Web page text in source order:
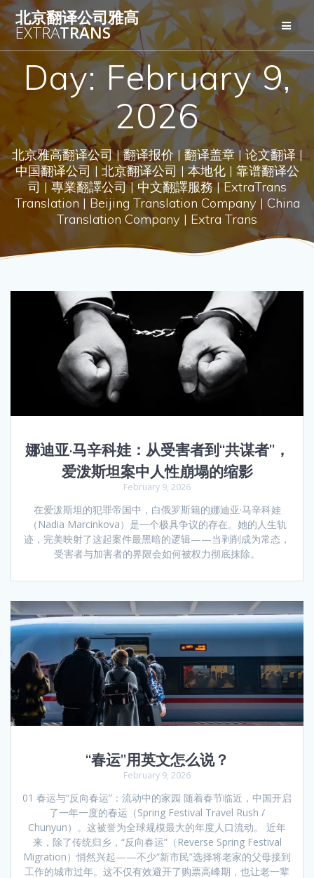
Skip
to
content
北京翻译公司雅高
EXTRATRANS
Day: February 9,
2026
北京雅高翻译公司 | 翻译报价 | 翻译盖章 | 论文翻译 |
中国翻译公司 | 北京翻译公司 | 本地化 | 靠谱翻译公
司 | 專業翻譯公司 | 中文翻譯服務 | ExtraTrans
Translation | Beijing Translation Company | China
Translation Company | Extra Trans
娜迪亚·马辛科娃：从受害者到“共谋者”，
爱泼斯坦案中人性崩塌的缩影
February 9, 2026
在爱泼斯坦的犯罪帝国中，白俄罗斯籍的娜迪亚·马辛科娃
（Nadia Marcinkova）是一个极具争议的存在。她的人生轨
迹，完美映射了这起案件最黑暗的逻辑——当剥削成为常态，
受害者与加害者的界限会如何被权力彻底抹除。
“春运”用英文怎么说？
February 9, 2026
01 春运与“反向春运”：流动中的家园 随着春节临近，中国开启
了一年一度的春运（Spring Festival Travel Rush /
Chunyun）。这被誉为全球规模最大的年度人口流动。 近年
来，除了传统归乡，“反向春运”（Reverse Spring Festival
Migration）悄然兴起——不少“新市民”选择将老家的父母接到
工作的城市过年。这不仅有效避开了购票高峰期，也让老一辈